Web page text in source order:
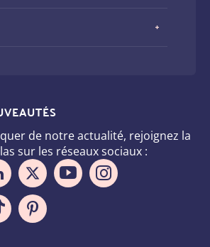
de notre actualité, rejoignez la
sur les réseaux sociaux :